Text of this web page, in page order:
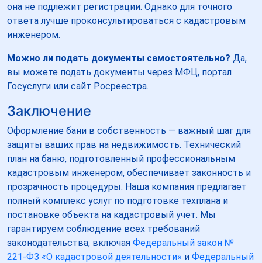
она не подлежит регистрации. Однако для точного
ответа лучше проконсультироваться с кадастровым
инженером.
Можно ли подать документы самостоятельно? Да,
вы можете подать документы через МФЦ, портал
Госуслуги или сайт Росреестра.
Заключение
Оформление бани в собственность — важный шаг для
защиты ваших прав на недвижимость. Технический
план на баню, подготовленный профессиональным
кадастровым инженером, обеспечивает законность и
прозрачность процедуры. Наша компания предлагает
полный комплекс услуг по подготовке техплана и
постановке объекта на кадастровый учет. Мы
гарантируем соблюдение всех требований
законодательства, включая Федеральный закон №
221-ФЗ «О кадастровой деятельности» и Федеральный